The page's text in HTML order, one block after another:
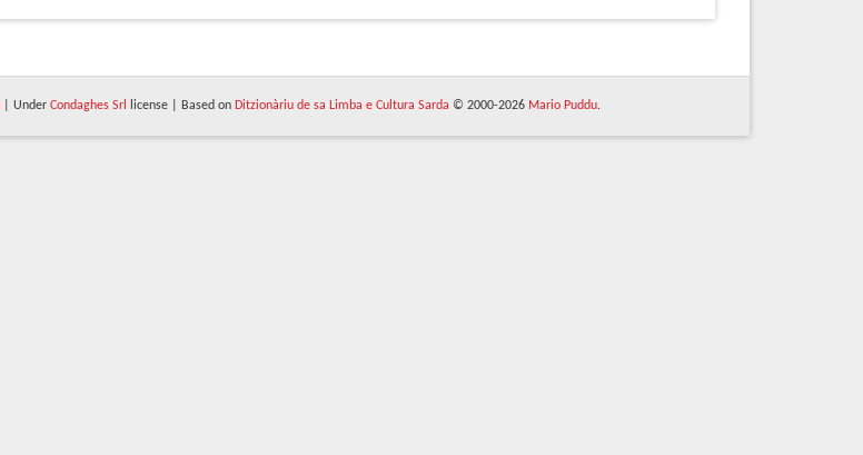
| Under Condaghes Srl license | Based on Ditzionàriu de sa Limba e Cultura Sarda © 2000-2026 Mario Puddu.